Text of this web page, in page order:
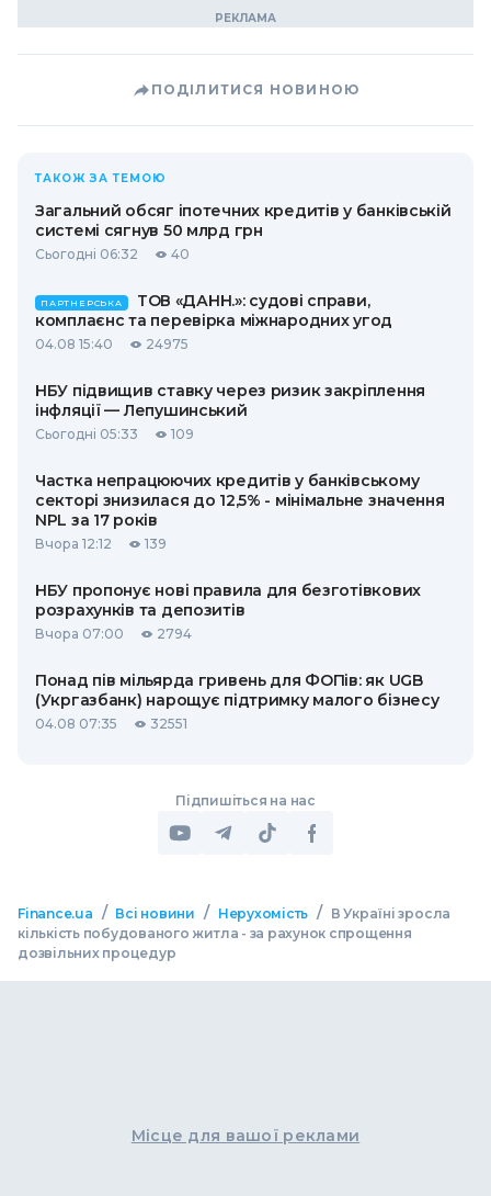
ПОДІЛИТИСЯ НОВИНОЮ
ТАКОЖ ЗА ТЕМОЮ
Загальний обсяг іпотечних кредитів у банківській
системі сягнув 50 млрд грн
Сьогодні 06:32 40
ПАРТНЕРСЬКА
ТОВ «ДАНН.»: судові справи,
комплаєнс та перевірка міжнародних угод
04.08 15:40 24975
НБУ підвищив ставку через ризик закріплення
інфляції — Лепушинський
Сьогодні 05:33 109
Частка непрацюючих кредитів у банківському
секторі знизилася до 12,5% - мінімальне значення
NPL за 17 років
Вчора 12:12 139
НБУ пропонує нові правила для безготівкових
розрахунків та депозитів
Вчора 07:00 2794
Понад пів мільярда гривень для ФОПів: як UGB
(Укргазбанк) нарощує підтримку малого бізнесу
04.08 07:35 32551
Підпишіться на нас
Finance.ua / Всі новини / Нерухомість /
В Україні зросла
кількість побудованого житла - за рахунок спрощення
дозвільних процедур
Місце для вашої реклами